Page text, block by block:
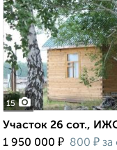
15
Участок 26 сот.,
1 950 000 ₽ 800 ₽ за